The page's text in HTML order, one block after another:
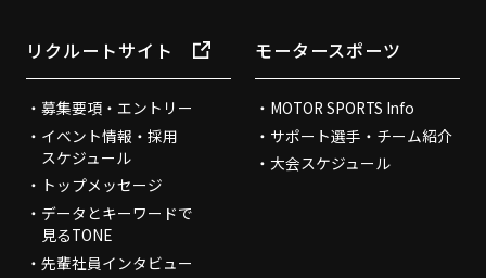
リクルートサイト
募集要項・エントリー
イベント情報・採用
スケジュール
トップメッセージ
データとキーワードで
見るTONE
先輩社員インタビュー
モータースポーツ
MOTOR SPORTS Info
サポート選手・チーム紹介
大会スケジュール